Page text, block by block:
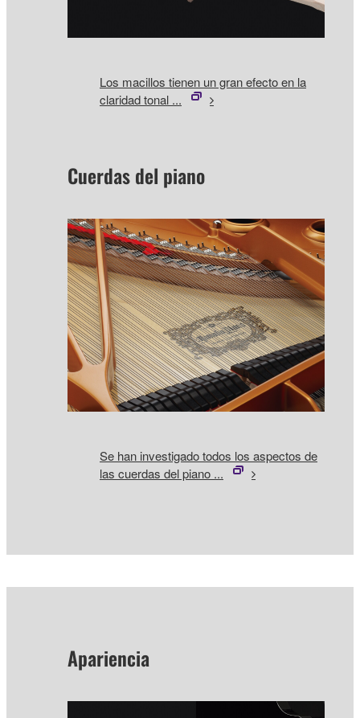
Los macillos tienen un gran efecto en la
claridad tonal ...
Cuerdas del piano
Se han investigado todos los aspectos de
las cuerdas del piano ...
Apariencia